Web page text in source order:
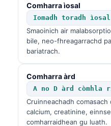
Comharra ìosal
Iomadh toradh
Smaoinich air
bile, neo-fhreagarrachd
bariatrach.
Comharra àrd
A no D àrd còmhla
Cruinneachadh
calcium, creatinine,
comharraidhean gu luath.